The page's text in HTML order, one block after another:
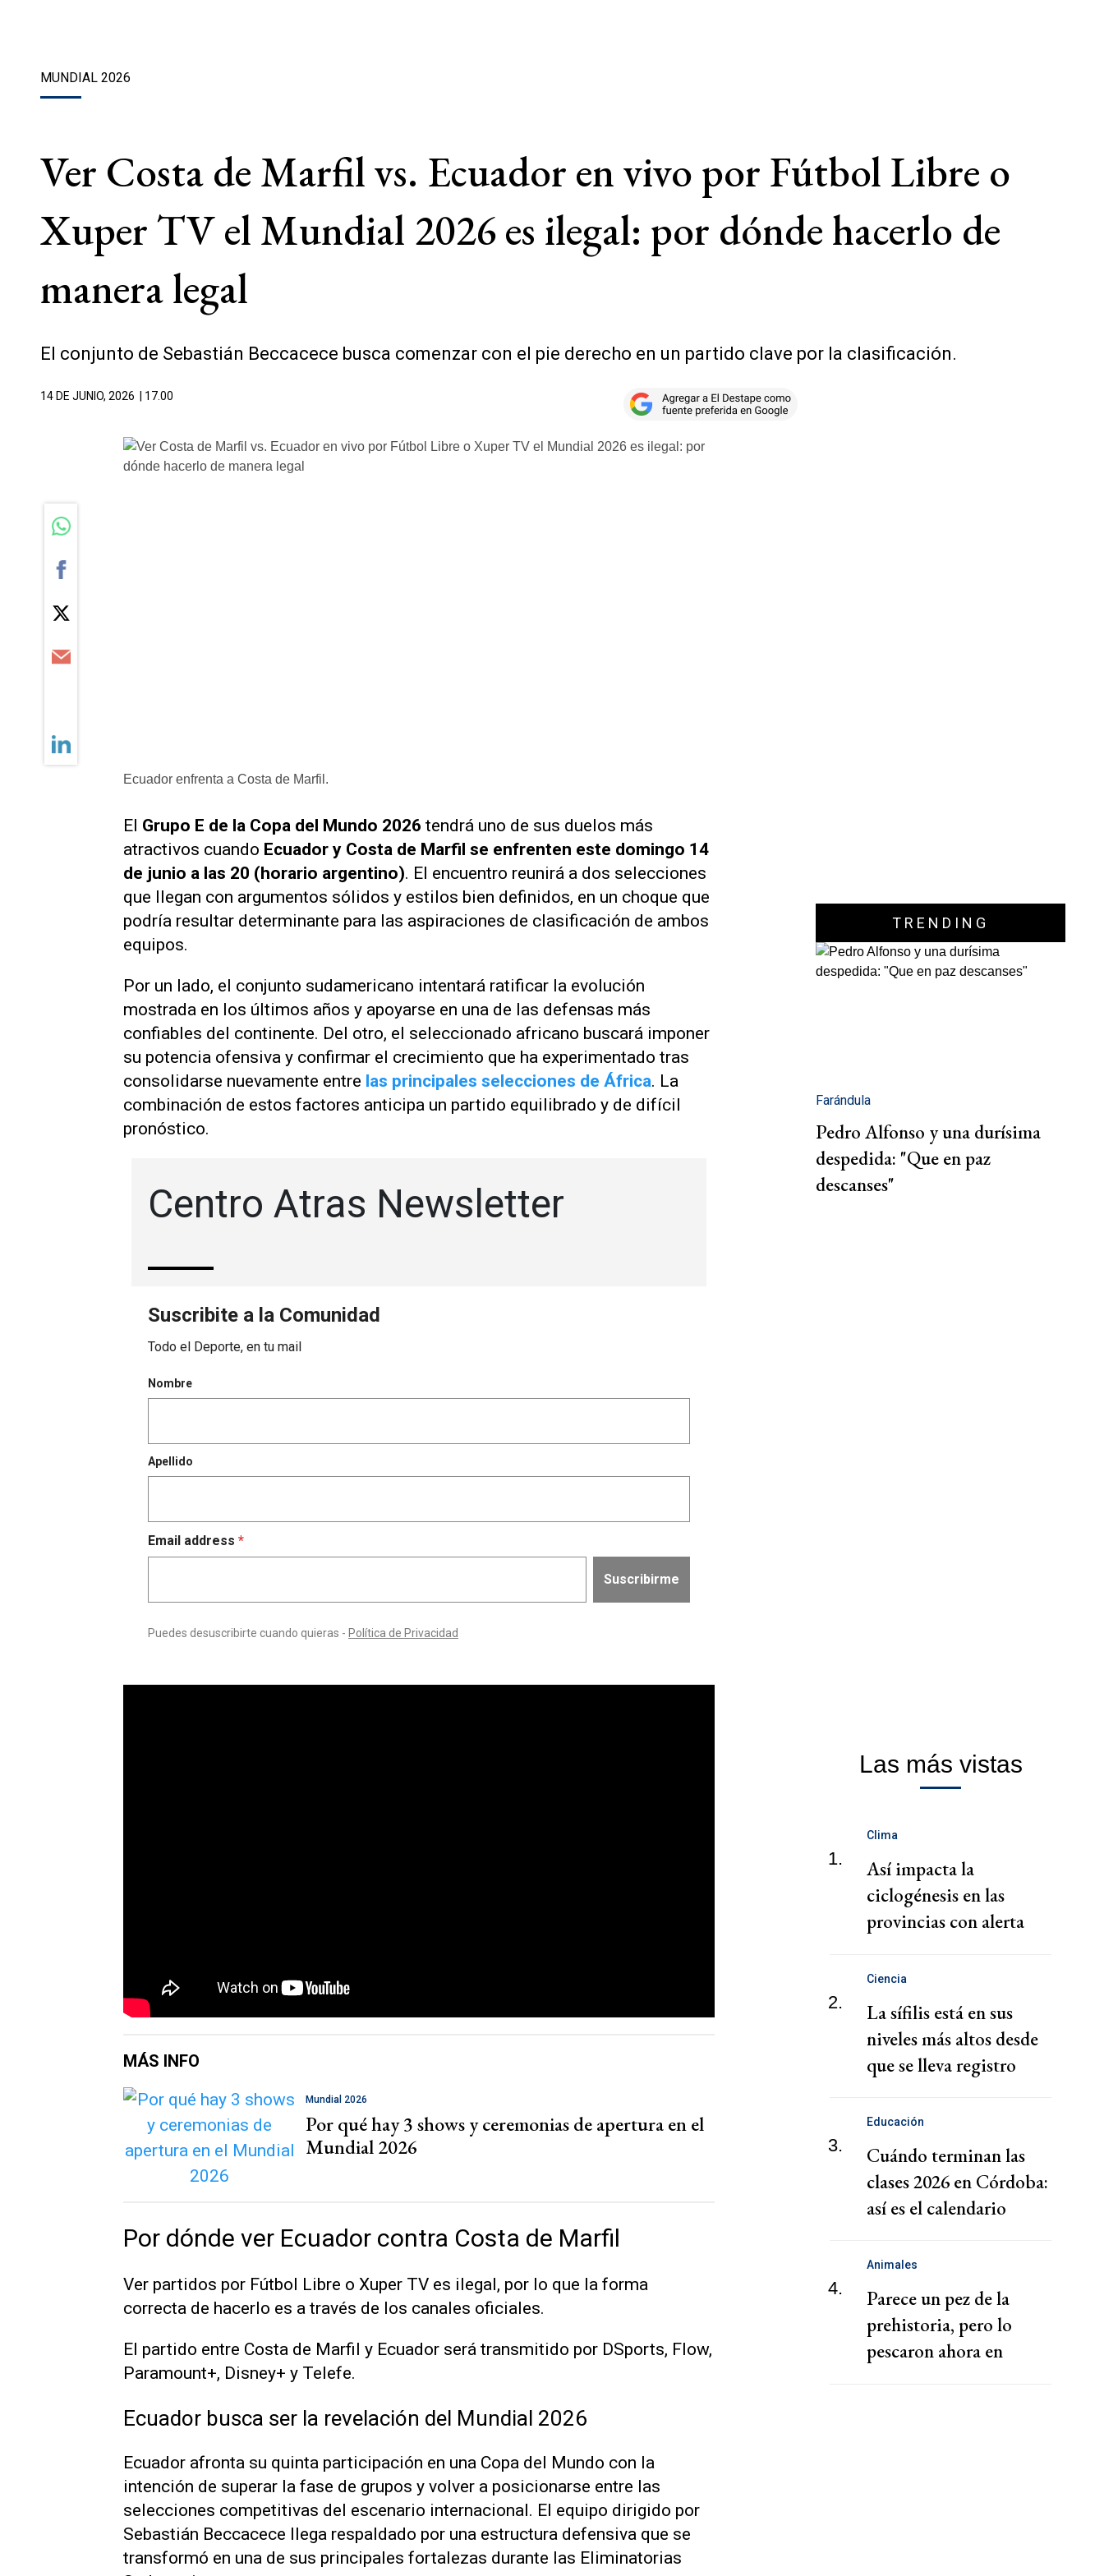
MUNDIAL 2026
Ver Costa de Marfil vs. Ecuador en vivo por Fútbol Libre o
Xuper TV el Mundial 2026 es ilegal: por dónde hacerlo de
manera legal
El conjunto de Sebastián Beccacece busca comenzar con el pie derecho en un partido clave por la clasificación.
14 DE JUNIO, 2026 | 17.00
Ecuador enfrenta a Costa de Marfil.
El Grupo E de la Copa del Mundo 2026 tendrá uno de sus duelos más
atractivos cuando Ecuador y Costa de Marfil se enfrenten este domingo 14
de junio a las 20 (horario argentino). El encuentro reunirá a dos selecciones
que llegan con argumentos sólidos y estilos bien definidos, en un choque que
podría resultar determinante para las aspiraciones de clasificación de ambos
equipos.
Por un lado, el conjunto sudamericano intentará ratificar la evolución
mostrada en los últimos años y apoyarse en una de las defensas más
confiables del continente. Del otro, el seleccionado africano buscará imponer
su potencia ofensiva y confirmar el crecimiento que ha experimentado tras
consolidarse nuevamente entre las principales selecciones de África. La
combinación de estos factores anticipa un partido equilibrado y de difícil
pronóstico.
MÁS INFO
Mundial 2026
Por qué hay 3 shows y ceremonias de apertura en el
Mundial 2026
Por dónde ver Ecuador contra Costa de Marfil
Ver partidos por Fútbol Libre o Xuper TV es ilegal, por lo que la forma
correcta de hacerlo es a través de los canales oficiales.
El partido entre Costa de Marfil y Ecuador será transmitido por DSports, Flow,
Paramount+, Disney+ y Telefe.
Ecuador busca ser la revelación del Mundial 2026
Ecuador afronta su quinta participación en una Copa del Mundo con la
intención de superar la fase de grupos y volver a posicionarse entre las
selecciones competitivas del escenario internacional. El equipo dirigido por
Sebastián Beccacece llega respaldado por una estructura defensiva que se
transformó en una de sus principales fortalezas durante las Eliminatorias
TRENDING
Farándula
Pedro Alfonso y una durísima
despedida: "Que en paz
descanses"
Las más vistas
1.
Clima
Así impacta la
ciclogénesis en las
provincias con alerta
2.
Ciencia
La sífilis está en sus
niveles más altos desde
que se lleva registro
3.
Educación
Cuándo terminan las
clases 2026 en Córdoba:
así es el calendario
4.
Animales
Parece un pez de la
prehistoria, pero lo
pescaron ahora en